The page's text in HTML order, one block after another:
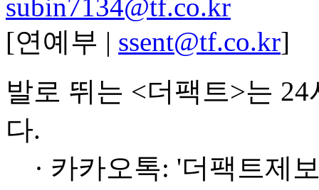
subin7134@tf.co.kr
[연예부 | ssent@tf.co.kr]
발로 뛰는 <더팩트>는
다.
· 카카오톡: '더팩트제